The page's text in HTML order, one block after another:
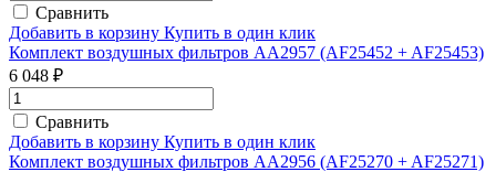
Сравнить
Добавить в корзину Купить в один клик
Комплект воздушных фильтров AA2957 (AF25452 + AF25453)
6 048 ₽
Сравнить
Добавить в корзину Купить в один клик
Комплект воздушных фильтров AA2956 (AF25270 + AF25271)